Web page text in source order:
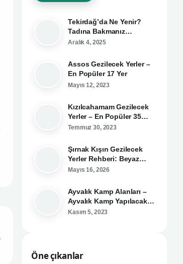
Tekirdağ’da Ne Yenir?
Tadına Bakmanız
Gereken 14 Meşhur
Aralık 4, 2025
Assos Gezilecek Yerler –
En Popüler 17 Yer
Mayıs 12, 2023
Kızılcahamam Gezilecek
Yerler – En Popüler 35
Yer!
Temmuz 30, 2023
Şırnak Kışın Gezilecek
Yerler Rehberi: Beyaz
Örtü Altındaki Saklı
Mayıs 16, 2026
Ayvalık Kamp Alanları –
Ayvalık Kamp Yapılacak
Yerler
Kasım 5, 2023
Öne çıkanlar